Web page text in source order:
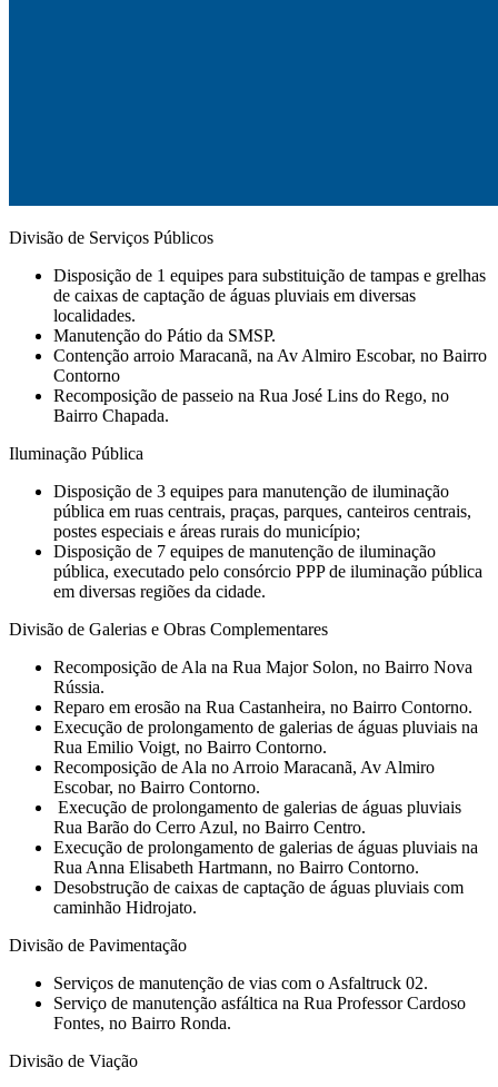
Divisão de Serviços Públicos
Disposição de 1 equipes para substituição de tampas e grelhas
de caixas de captação de águas pluviais em diversas
localidades.
Manutenção do Pátio da SMSP.
Contenção arroio Maracanã, na Av Almiro Escobar, no Bairro
Contorno
Recomposição de passeio na Rua José Lins do Rego, no
Bairro Chapada.
Iluminação Pública
Disposição de 3 equipes para manutenção de iluminação
pública em ruas centrais, praças, parques, canteiros centrais,
postes especiais e áreas rurais do município;
Disposição de 7 equipes de manutenção de iluminação
pública, executado pelo consórcio PPP de iluminação pública
em diversas regiões da cidade.
Divisão de Galerias e Obras Complementares
⁠Recomposição de Ala na Rua Major Solon, no Bairro Nova
Rússia.
Reparo em erosão na Rua Castanheira, no Bairro Contorno.
Execução de prolongamento de galerias de águas pluviais na
Rua Emilio Voigt, no Bairro Contorno.
Recomposição de Ala no Arroio Maracanã, Av Almiro
Escobar, no Bairro Contorno.
⁠ Execução de prolongamento de galerias de águas pluviais
Rua Barão do Cerro Azul, no Bairro Centro.
⁠Execução de prolongamento de galerias de águas pluviais na
Rua Anna Elisabeth Hartmann, no Bairro Contorno.
Desobstrução de caixas de captação de águas pluviais com
caminhão Hidrojato.
Divisão de Pavimentação
Serviços de manutenção de vias com o Asfaltruck 02.
Serviço de manutenção asfáltica na Rua Professor Cardoso
Fontes, no Bairro Ronda.
Divisão de Viação